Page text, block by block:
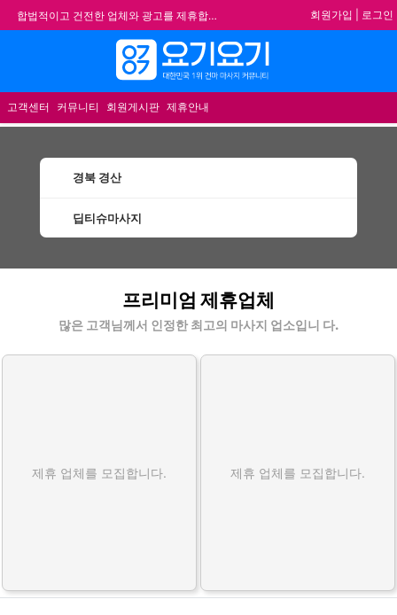
합법적이고 건전한 업체와 광고를 제휴합니다.
★요기요기 설 연휴 휴무 안내★
★ 요기요기 업체회원 안내사항 ★
불건전한 게시글은 삭제 및 회원탈퇴 됩니다.
회원가입 로그인
고객센터 커뮤니티 회원게시판 제휴안내
경북 경산
딥티슈마사지
프리미엄 제휴업체
많은 고객님께서 인정한 최고의 마사지 업소입니 다.
제휴 업체를 모집합니다. 제휴 업체를 모집합니다.